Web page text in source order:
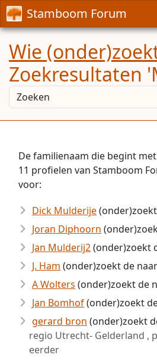
Stamboom Forum
Wie
Zoekresultaten
De familienaam die begint met
11 profielen van Stamboom
voor:
Dick Mulderije
Joran Diphoorn
Jan Mulderij2(onder)zoekt
J. Ham (onder)zoekt de
A Wolters (onder)zoekt de
Jan Bomhof(onder)zoekt
gerard bron (onder)zoekt
regio Utrecht- Gelderland ,
eerder